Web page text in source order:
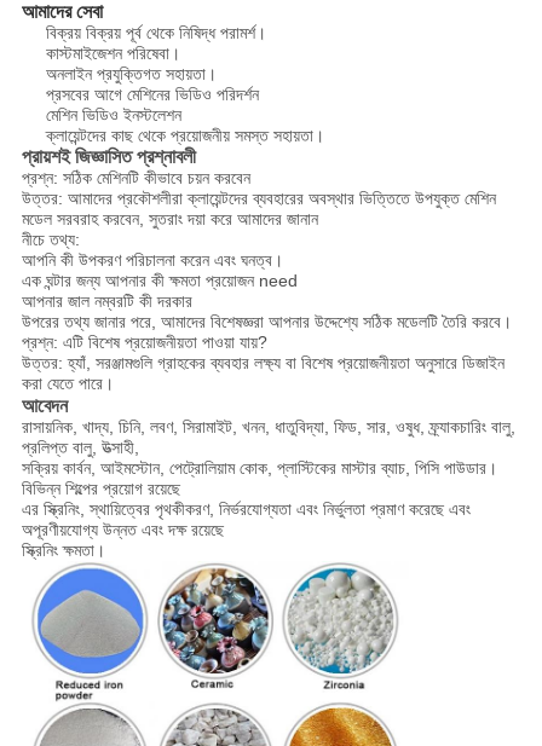
আমাদের সেবা
বিক্রয় বিক্রয় পূর্ব থেকে নিষিদ্ধ পরামর্শ।
কাস্টমাইজেশন পরিষেবা।
অনলাইন প্রযুক্তিগত সহায়তা।
প্রসবের আগে মেশিনের ভিডিও পরিদর্শন
মেশিন ভিডিও ইনস্টলেশন
ক্লায়েন্টদের কাছ থেকে প্রয়োজনীয় সমস্ত সহায়তা।
প্রায়শই জিজ্ঞাসিত প্রশ্নাবলী
প্রশ্ন: সঠিক মেশিনটি কীভাবে চয়ন করবেন
উত্তর: আমাদের প্রকৌশলীরা ক্লায়েন্টদের ব্যবহারের অবস্থার ভিত্তিতে উপযুক্ত মেশিন
মডেল সরবরাহ করবেন, সুতরাং দয়া করে আমাদের জানান
নীচে তথ্য:
আপনি কী উপকরণ পরিচালনা করেন এবং ঘনত্ব।
এক ঘন্টার জন্য আপনার কী ক্ষমতা প্রয়োজন need
আপনার জাল নম্বরটি কী দরকার
উপরের তথ্য জানার পরে, আমাদের বিশেষজ্ঞরা আপনার উদ্দেশ্যে সঠিক মডেলটি তৈরি করবে।
প্রশ্ন: এটি বিশেষ প্রয়োজনীয়তা পাওয়া যায়?
উত্তর: হ্যাঁ, সরঞ্জামগুলি গ্রাহকের ব্যবহার লক্ষ্য বা বিশেষ প্রয়োজনীয়তা অনুসারে ডিজাইন
করা যেতে পারে।
আবেদন
রাসায়নিক, খাদ্য, চিনি, লবণ, সিরামাইট, খনন, ধাতুবিদ্যা, ফিড, সার, ওষুধ, ফ্র্যাকচারিং বালু,
প্রলিপ্ত বালু, উত্সাহী,
সক্রিয় কার্বন, আইমস্টোন, পেট্রোলিয়াম কোক, প্লাস্টিকের মাস্টার ব্যাচ, পিসি পাউডার।
বিভিন্ন শিল্পের প্রয়োগ রয়েছে
এর স্ক্রিনিং, স্থায়িত্বের পৃথকীকরণ, নির্ভরযোগ্যতা এবং নির্ভুলতা প্রমাণ করেছে এবং
অপূরণীয়যোগ্য উন্নত এবং দক্ষ রয়েছে
স্ক্রিনিং ক্ষমতা।